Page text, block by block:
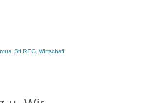
,StLREG,Wirtschaft